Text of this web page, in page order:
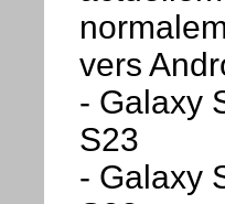
vers
- Galaxy
S23
- Galaxy